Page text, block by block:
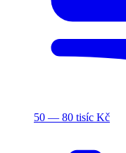
50 — 80 tisíc Kč